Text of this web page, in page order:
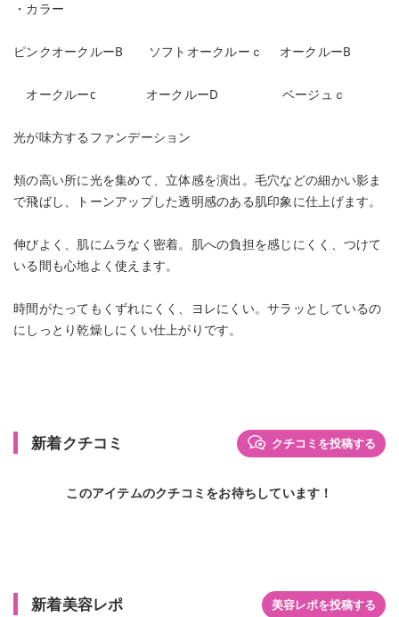
・カラー
ピンクオークルーB ソフトオークルーｃ オークルーB
オークルーc オークルーD ベージュｃ
光が味方するファンデーション
頬の高い所に光を集めて、立体感を演出。毛穴などの細かい影ま
で飛ばし、トーンアップした透明感のある肌印象に仕上げます。
伸びよく、肌にムラなく密着。肌への負担を感じにくく、つけて
いる間も心地よく使えます。
時間がたってもくずれにくく、ヨレにくい。サラッとしているの
にしっとり乾燥しにくい仕上がりです。
新着クチコミ クチコミを投稿する
このアイテムのクチコミをお待ちしています！
新着美容レポ 美容レポを投稿する